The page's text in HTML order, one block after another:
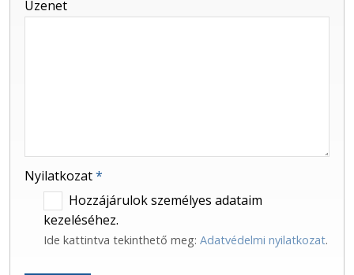
Üzenet
Nyilatkozat*
Hozzájárulok személyes adataim
kezeléséhez.
Ide kattintva tekinthető meg: Adatvédelmi nyilatkozat.